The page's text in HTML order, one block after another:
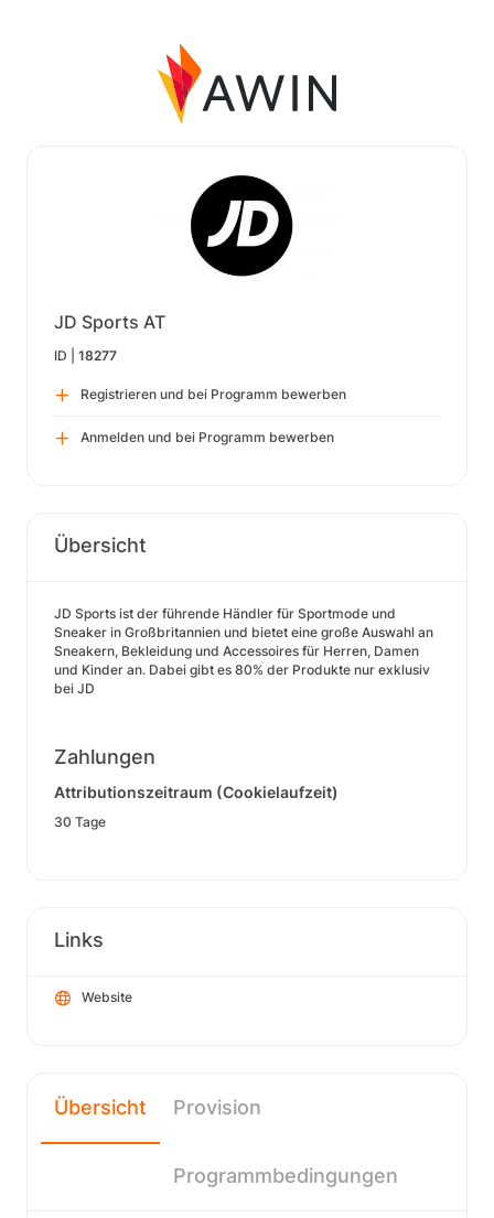
JD Sports AT
ID | 18277
Registrieren und bei Programm bewerben
Anmelden und bei Programm bewerben
Übersicht
JD Sports ist der führende Händler für Sportmode und
Sneaker in Großbritannien und bietet eine große Auswahl an
Sneakern, Bekleidung und Accessoires für Herren, Damen
und Kinder an. Dabei gibt es 80% der Produkte nur exklusiv
bei JD
Zahlungen
Attributionszeitraum (Cookielaufzeit)
30 Tage
Links
Website
Übersicht Provision
Programmbedingungen